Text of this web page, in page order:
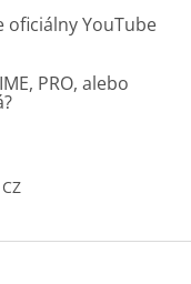
oficiálny YouTube
PRO, alebo